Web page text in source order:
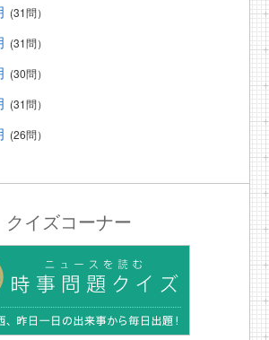
(31問）
(31問）
(30問）
(31問）
(26問）
クイズコーナー